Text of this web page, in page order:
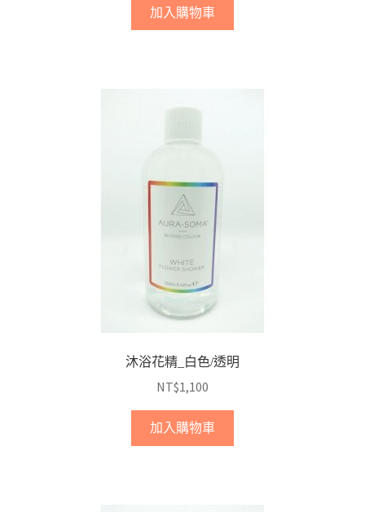
加入購物車
沐浴花精_白色/透明
NT$1,100
加入購物車